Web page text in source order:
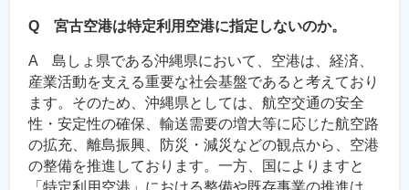
Q 宮古空港は特定利用空港に指定しないのか。
A 島しょ県である沖縄県において、空港は、経済、
産業活動を支える重要な社会基盤であると考えており
ます。そのため、沖縄県としては、航空交通の安全
性・安定性の確保、輸送需要の増大等に応じた航空路
の拡充、離島振興、防災・減災などの観点から、空港
の整備を推進しております。一方、国によりますと
「特定利用空港」における整備や既存事業の推進は、